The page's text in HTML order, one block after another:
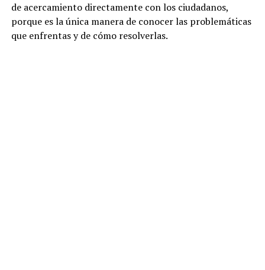
de acercamiento directamente con los ciudadanos,
porque es la única manera de conocer las problemáticas
que enfrentas y de cómo resolverlas.